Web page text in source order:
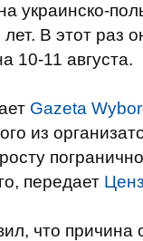
украинско-
В этот раз
10-11 августа.
Gazeta
из
передает
что причина